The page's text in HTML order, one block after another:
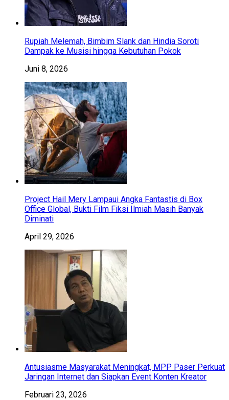
Rupiah Melemah, Bimbim Slank dan Hindia Soroti
Dampak ke Musisi hingga Kebutuhan Pokok
Juni 8, 2026
Project Hail Mery Lampaui Angka Fantastis di Box
Office Global, Bukti Film Fiksi Ilmiah Masih Banyak
Diminati
April 29, 2026
Antusiasme Masyarakat Meningkat, MPP Paser Perkuat
Jaringan Internet dan Siapkan Event Konten Kreator
Februari 23, 2026